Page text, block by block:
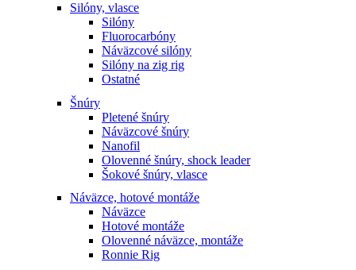
Silóny, vlasce
Silóny
Fluorocarbóny
Náväzcové silóny
Silóny na zig rig
Ostatné
Šnúry
Pletené šnúry
Náväzcové šnúry
Nanofil
Olovenné šnúry, shock leader
Šokové šnúry, vlasce
Náväzce, hotové montáže
Náväzce
Hotové montáže
Olovenné náväzce, montáže
Ronnie Rig